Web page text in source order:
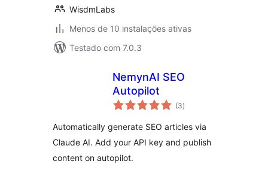
WisdmLabs
Menos de 10 instalações ativas
Testado com 7.0.3
NemynAI SEO
Autopilot
(3avaliações
totais
)
Automatically generate SEO articles via
Claude AI. Add your API key and publish
content on autopilot.